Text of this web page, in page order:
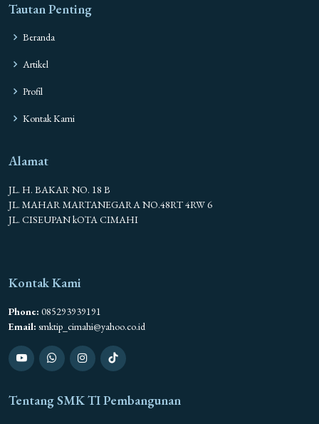
Tautan Penting
Beranda
Artikel
Profil
Kontak Kami
Alamat
JL. H. BAKAR NO. 18 B
JL. MAHAR MARTANEGARA NO.48RT 4RW 6
JL. CISEUPAN kOTA CIMAHI
Kontak Kami
Phone: 085293939191
Email: smktip_cimahi@yahoo.co.id
Tentang SMK TI Pembangunan